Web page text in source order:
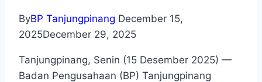
ByBP Tanjungpinang December 15,
2025December 29, 2025
Tanjungpinang, Senin (15 Desember 2025) —
Badan Pengusahaan (BP) Tanjungpinang